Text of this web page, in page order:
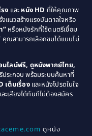
(1)
1978
1975
1970
1968
1963
ง และ หนัง HD ที่ให้คุณภาพ
แนวสร้างแรงบันดาลใจหรือ
หรือหนังรักที่ใช้ดนตรีเชื่อม
คุณสามารถเลือกชมได้แบบไม่
ไลน์ฟรี, ดูหนังพากย์ไทย,
ประกอบ พร้อมระบบค้นหาที่
เต็มเรื่องและหนังโปรดในใจ
ะเสียงได้ทันทีไม่ต้องสมัคร
ดูหนัง